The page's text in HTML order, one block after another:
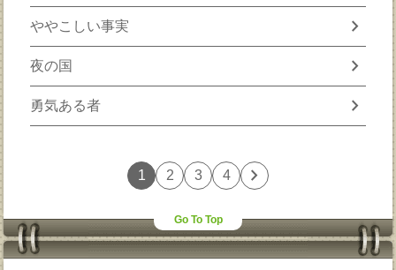
ややこしい事実 chevron_right
夜の国 chevron_right
勇気ある者 chevron_right
1 2 3 4 chevron_right
Go To Top